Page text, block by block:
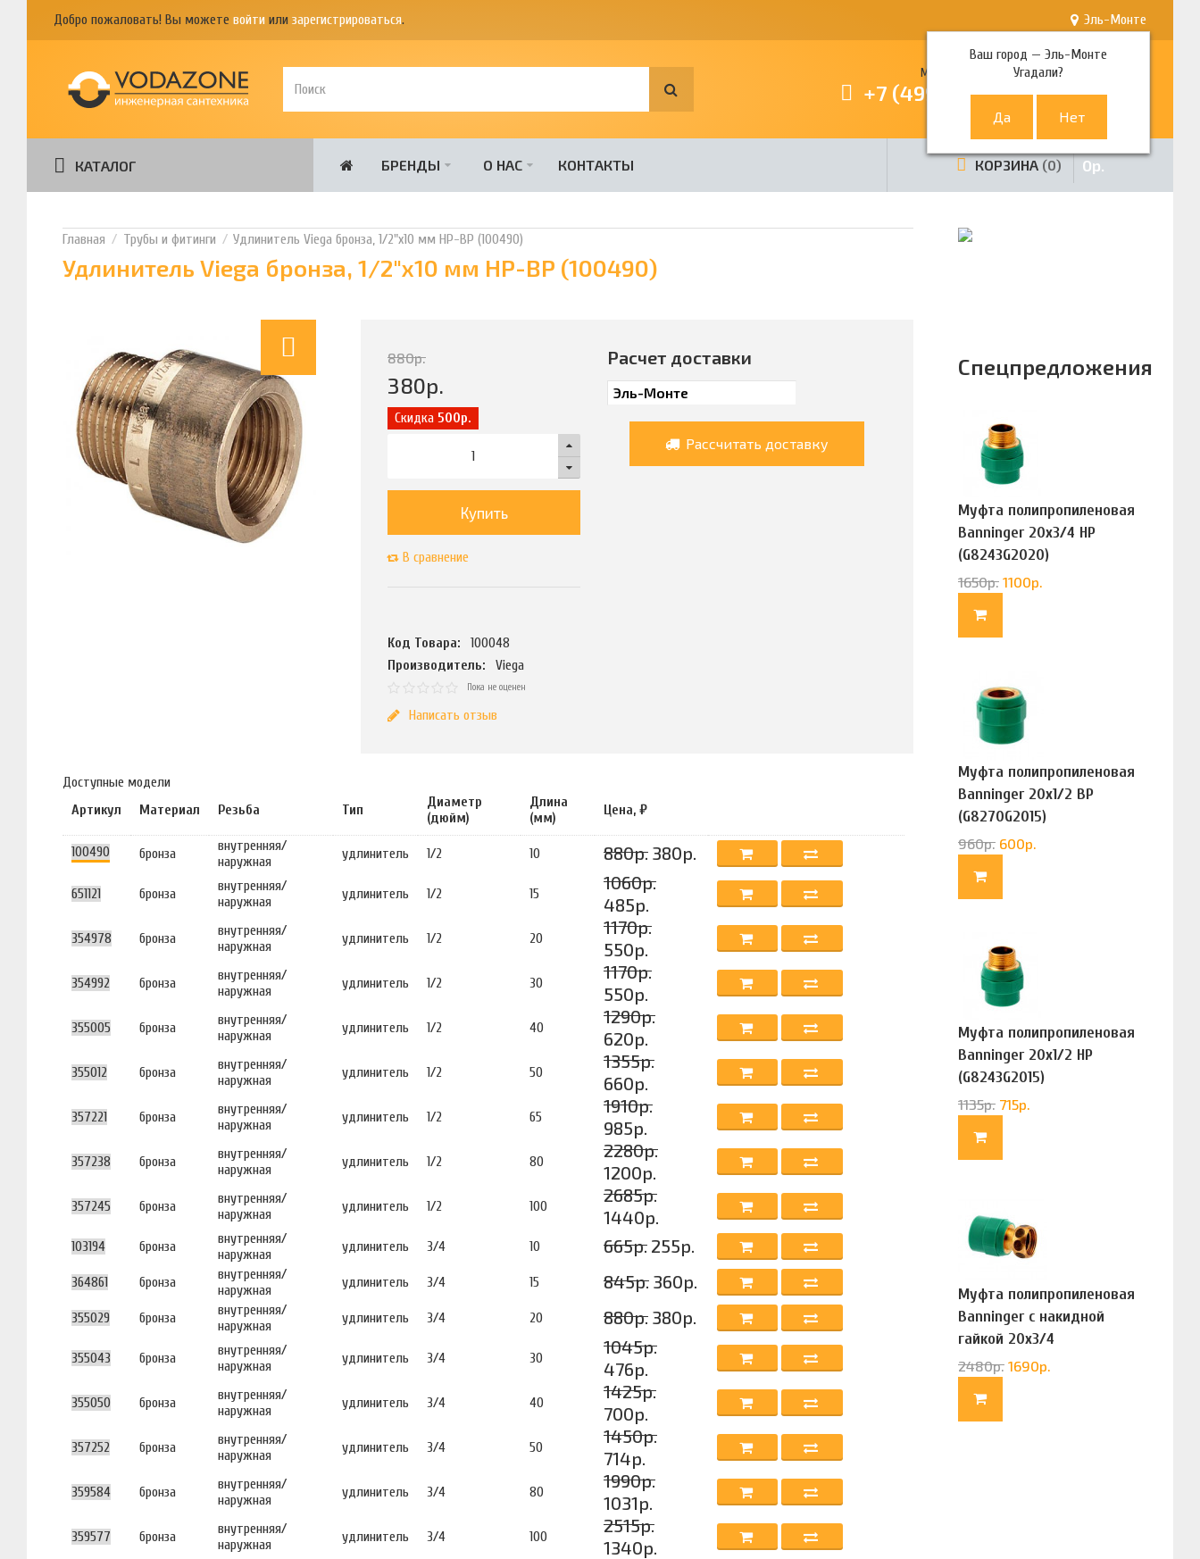
Добро пожаловать! Вы можете войти или зарегистрироваться. Эль-Монте
Ваш город —Эль-Монте
Угадали?
Многоканальный телефон
+7 (499) 380-80-80
КАТАЛОГ БРЕНДЫ О НАС КОНТАКТЫ КОРЗИНА 0 0р.
Трубы и фитинги Удлинитель Viega бронза, 1/2"x10 мм НР-ВР (100490)
Удлинитель Viega бронза, 1/2"x10 мм НР-ВР (100490)
880р.
380р.
Скидка500р.
Купить
В сравнение
Код Товара:
100048
Производитель:
Viega
Пока не оценен
Написать отзыв
Расчет доставки
Рассчитать доставку
Доступные модели
Артикул
Материал Резьба Тип
Диаметр
(дюйм)
Длина
(мм)
Цена, ₽
100490 бронза
внутренняя/
наружная
удлинитель 1/2 10 880р. 380р.
651121 бронза
внутренняя/
наружная
удлинитель 1/2 15
1060р.
485р.
354978 бронза
внутренняя/
наружная
удлинитель 1/2 20
1170р.
550р.
354992 бронза
внутренняя/
наружная
удлинитель 1/2 30
1170р.
550р.
355005 бронза
внутренняя/
наружная
удлинитель 1/2 40
1290р.
620р.
355012 бронза
внутренняя/
наружная
удлинитель 1/2 50
1355р.
660р.
357221 бронза
внутренняя/
наружная
удлинитель 1/2 65
1910р.
985р.
357238 бронза
внутренняя/
наружная
удлинитель 1/2 80
2280р.
1200р.
357245 бронза
внутренняя/
наружная
удлинитель 1/2 100
2685р.
1440р.
103194 бронза
внутренняя/
наружная
удлинитель 3/4 10 665р. 255р.
364861 бронза
внутренняя/
наружная
удлинитель 3/4 15 845р. 360р.
355029 бронза
внутренняя/
наружная
удлинитель 3/4 20 880р. 380р.
355043 бронза
внутренняя/
наружная
удлинитель 3/4 30
1045р.
476р.
355050 бронза
внутренняя/
наружная
удлинитель 3/4 40
1425р.
700р.
357252 бронза
внутренняя/
наружная
удлинитель 3/4 50
1450р.
714р.
359584 бронза
внутренняя/
наружная
удлинитель 3/4 80
1990р.
1031р.
359577 бронза
внутренняя/
наружная
удлинитель 3/4 100
2515р.
1340р.
Спецпредложения
Муфта полипропиленовая
Banninger 20х3/4 НР
(G8243G2020)
1650р. 1100р.
Муфта полипропиленовая
Banninger 20х1/2 ВР
(G8270G2015)
960р. 600р.
Муфта полипропиленовая
Banninger 20х1/2 НР
(G8243G2015)
1135р. 715р.
Муфта полипропиленовая
Banninger с накидной
гайкой 20х3/4
(G83322020)
2480р. 1690р.